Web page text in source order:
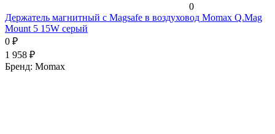
0
Держатель магнитный c Magsafe в воздуховод Momax Q.Mag
Mount 5 15W серый
0 ₽
1 958 ₽
Бренд: Momax